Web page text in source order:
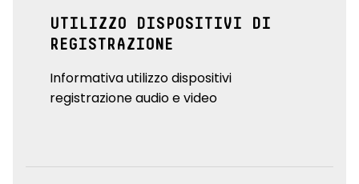
UTILIZZO DISPOSITIVI DI
REGISTRAZIONE
Informativa utilizzo dispositivi
registrazione audio e video